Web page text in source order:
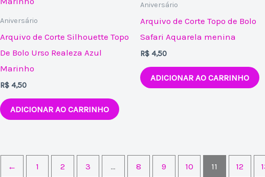
Aniversário
Arquivo de Corte Silhouette Topo
De Bolo Urso Realeza Azul
Marinho
R$ 4,50
ADICIONAR AO CARRINHO
Aniversário
Arquivo de Corte Topo de Bolo
Safari Aquarela menina
R$4,50
ADICIONAR AO CARRINHO
← 1 2 3 … 8 9 10 11 12